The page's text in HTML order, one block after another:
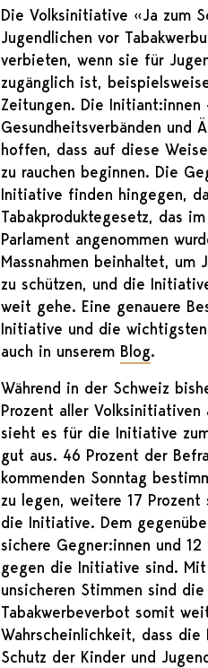
Die Volksinitiative «Ja zum
Jugendlichen vor
verbieten, wenn sie für
zugänglich ist,
Zeitungen. Die Initiant:innen
Gesundheitsverbänden und
hoffen, dass auf diese
zu rauchen beginnen. Die
Initiative finden hingegen,
Tabakproduktegesetz, das
Parlament angenommen
Massnahmen beinhaltet, um
zu schützen, und die
weit gehe. Eine genauere
Initiative und die
auch in unserem Blog.
Während in der Schweiz
Prozent aller Volksinitiativen
sieht es für die Initiative
gut aus. 46 Prozent der
kommenden Sonntag
zu legen, weitere 17
die Initiative. Dem
sichere Gegner:innen und
gegen die Initiative sind.
unsicheren Stimmen sind
Tabakwerbeverbot somit
Wahrscheinlichkeit, dass
Schutz der Kinder und